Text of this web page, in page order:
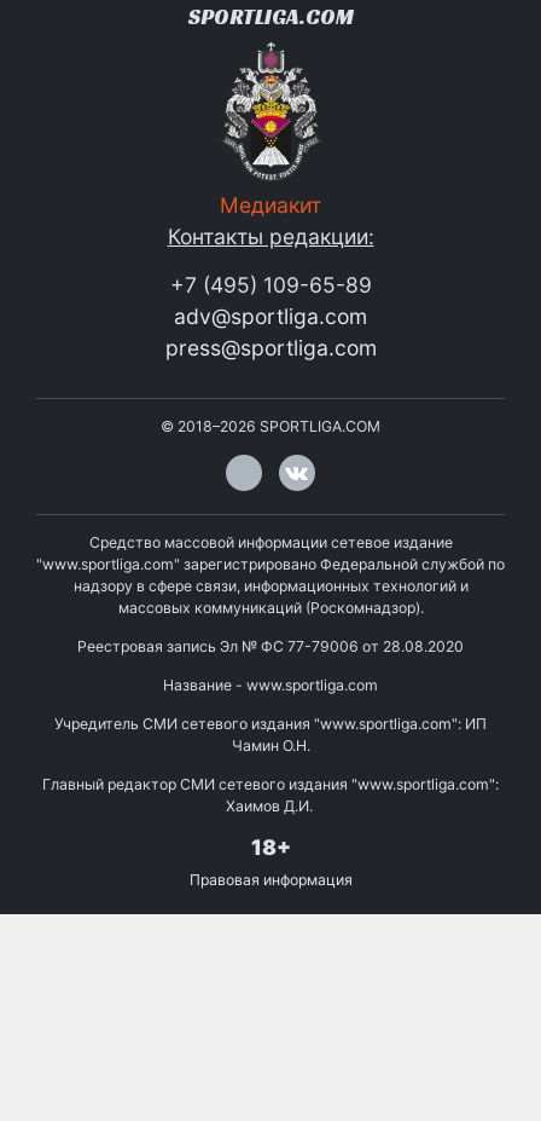
SPORTLIGA.COM
Медиакит
Контакты редакции:
+7 (495) 109-65-89
adv@sportliga.com
press@sportliga.com
© 2018–2026 SPORTLIGA.COM
Средство массовой информации сетевое издание
"www.sportliga.com" зарегистрировано Федеральной службой по
надзору в сфере связи, информационных технологий и
массовых коммуникаций (Роскомнадзор).
Реестровая запись Эл № ФС 77-79006 от 28.08.2020
Название - www.sportliga.com
Учредитель СМИ сетевого издания "www.sportliga.com": ИП
Чамин О.Н.
Главный редактор СМИ сетевого издания "www.sportliga.com":
Хаимов Д.И.
18+
Правовая информация